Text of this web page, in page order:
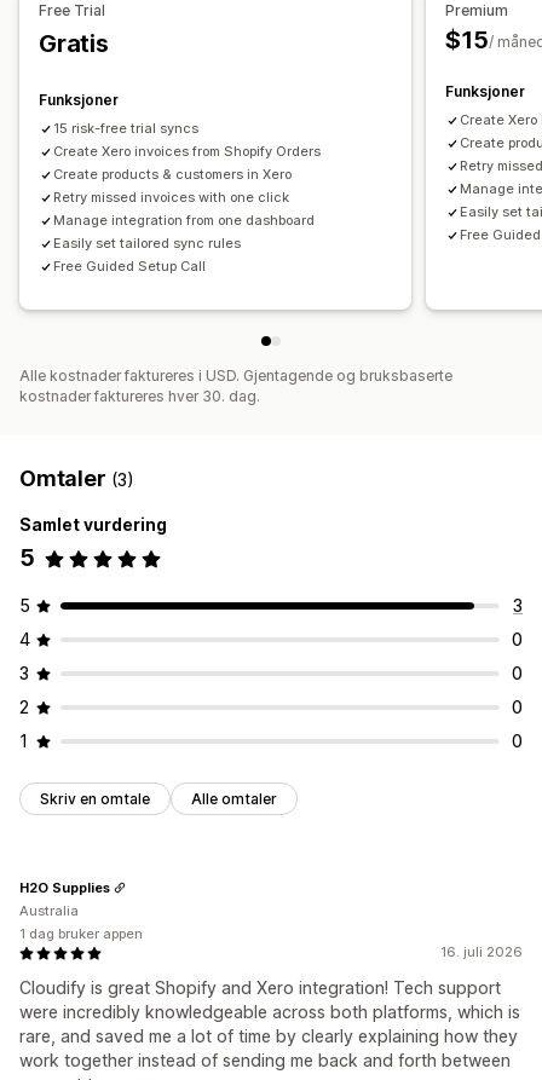
Lagerbeholdning og produkt
Synkronisering av lagerbeholdning i sanntid
Feilløsning
Filadministrasjon
Free Trial
Gratis
Funksjoner
15 risk-free trial syncs
Create Xero invoices from Shopify Orders
Create products & customers in Xero
Retry missed invoices with one click
Manage integration from one dashboard
Easily set tailored sync rules
Free Guided Setup Call
Premium
$15/
Funksjoner
Create
Create
Retry
Manage
Easily set
Free
Alle kostnader faktureres i USD. Gjentagende og bruksbaserte
kostnader faktureres hver 30. dag.
Omtaler (3)
Samlet vurdering
5
5
3
4
0
3
0
2
0
1
0
Skriv en omtale Alle omtaler
16. juli 2026
Cloudify is great Shopify and Xero integration! Tech support
were incredibly knowledgeable across both platforms, which is
rare, and saved me a lot of time by clearly explaining how they
work together instead of sending me back and forth between
H2O Supplies
Australia
1 dag bruker appen